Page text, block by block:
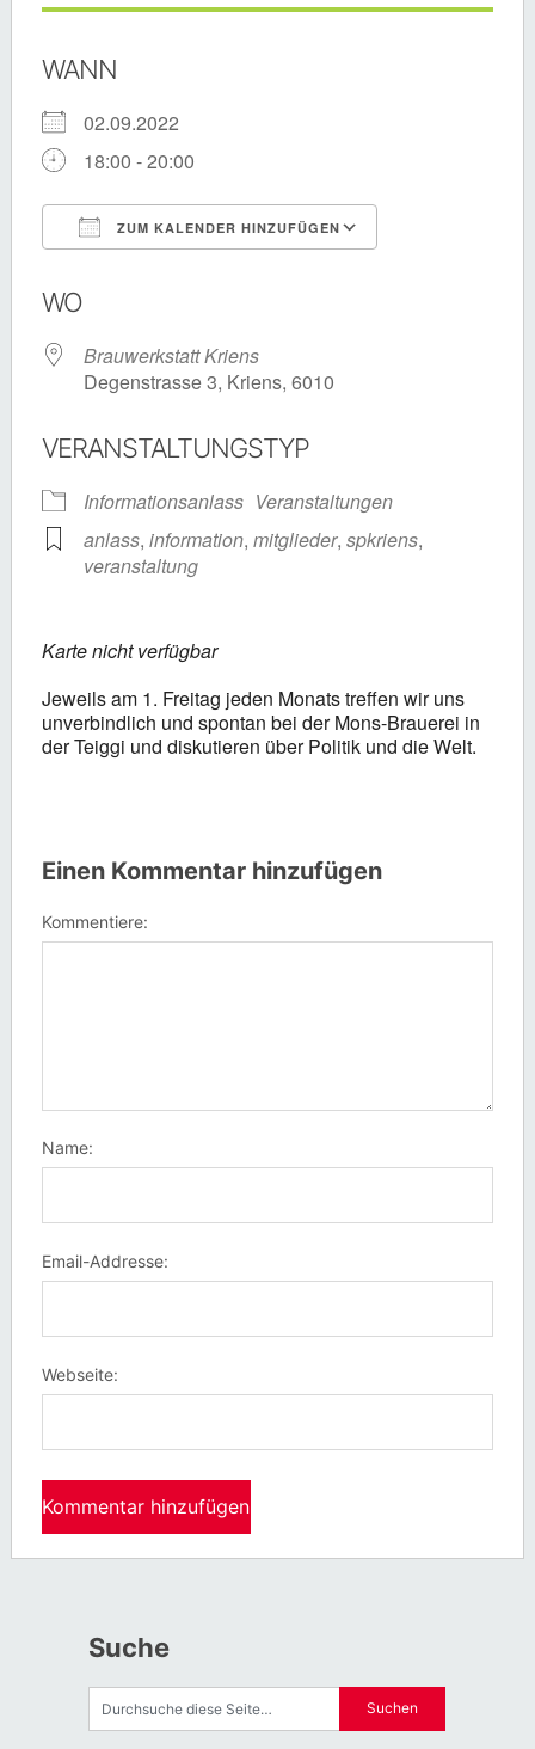
WANN
02.09.2022
18:00 - 20:00
ZUM KALENDER HINZUFÜGEN
WO
Brauwerkstatt Kriens
Degenstrasse 3, Kriens, 6010
VERANSTALTUNGSTYP
Informationsanlass Veranstaltungen
anlass, information, mitglieder, spkriens,
veranstaltung
Karte nicht verfügbar
Jeweils am 1. Freitag jeden Monats treffen wir uns
unverbindlich und spontan bei der Mons-Brauerei in
der Teiggi und diskutieren über Politik und die Welt.
Einen Kommentar hinzufügen
Kommentiere:
Name:
Email-Addresse:
Webseite:
Suche